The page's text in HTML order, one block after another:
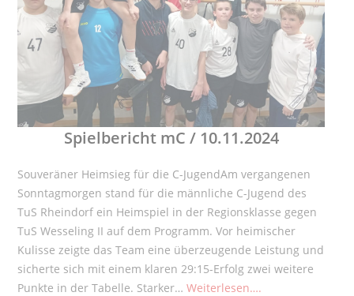
Spielbericht mC / 10.11.2024
Souveräner Heimsieg für die C-JugendAm vergangenen
Sonntagmorgen stand für die männliche C-Jugend des
TuS Rheindorf ein Heimspiel in der Regionsklasse gegen
TuS Wesseling II auf dem Programm. Vor heimischer
Kulisse zeigte das Team eine überzeugende Leistung und
sicherte sich mit einem klaren 29:15-Erfolg zwei weitere
Punkte in der Tabelle. Starker… Weiterlesen….